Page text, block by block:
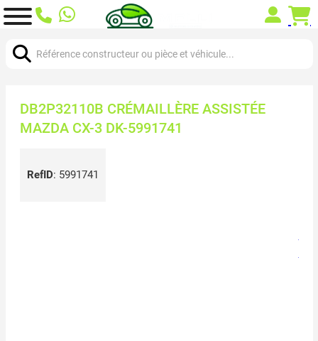
DB2P32110B CRÉMAILLÈRE ASSISTÉE
MAZDA CX-3 DK-5991741
RefID: 5991741